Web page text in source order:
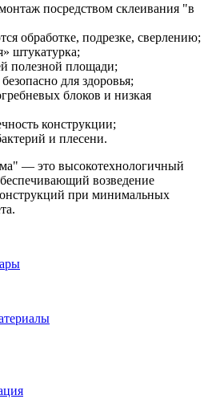
посредством склеивания "в
обработке, подрезке, сверлению;
штукатурка;
полезной площади;
для здоровья;
блоков и низкая
конструкции;
и плесени.
— это высокотехнологичный
возведение
при минимальных